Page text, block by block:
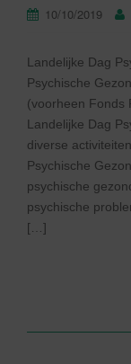
10/10/2019
Landelijke Dag
Psychische
(voorheen Fonds
Landelijke Dag
diverse
Psychische
psychische
psychische
[…]